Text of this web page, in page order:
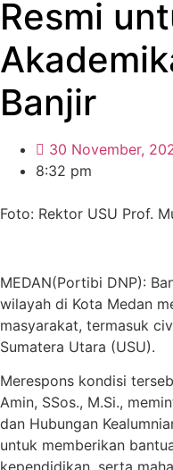
Resmi
Banjir
30 November,
8:32 pm
Foto: Rektor USU Prof.
MEDAN(Portibi DNP):
wilayah di Kota Medan
masyarakat, termasuk
Sumatera Utara (USU).
Merespons kondisi
Amin, SSos., M.Si.,
dan Hubungan
untuk memberikan